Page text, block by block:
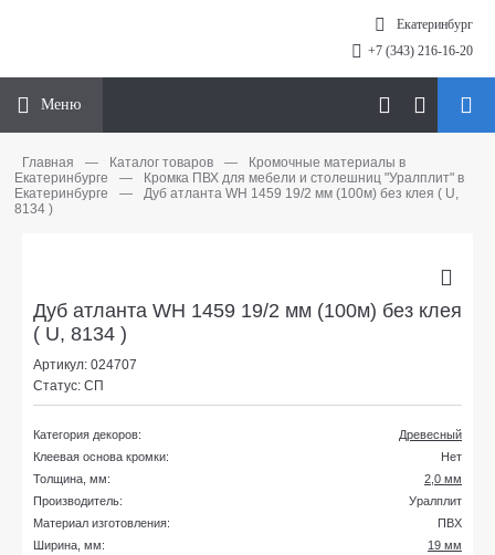
Екатеринбург
+7 (343) 216-16-20
Меню
Главная — Каталог товаров —
Кромочные материалы в
Екатеринбурге
—
Кромка ПВХ для мебели и столешниц "Уралплит" в
Екатеринбурге
—
Дуб атланта WH 1459 19/2 мм (100м) без клея ( U,
8134 )
Дуб атланта WH 1459 19/2 мм (100м) без клея
( U, 8134 )
Артикул: 024707
Статус: СП
Категория декоров:
Древесный
Клеевая основа кромки:
Нет
Толщина, мм:
2,0 мм
Производитель:
Уралплит
Материал изготовления:
ПВХ
Ширина, мм:
19 мм